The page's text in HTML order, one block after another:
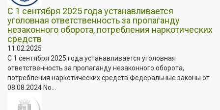
С 1 сентября 2025 года устанавливается
уголовная ответственность за пропаганду
незаконного оборота, потребления наркотических
средств
11.02.2025
С 1 сентября 2025 года устанавливается уголовная
ответственность за пропаганду незаконного оборота,
потребления наркотических средств Федеральные законы от
08.08.2024 No...